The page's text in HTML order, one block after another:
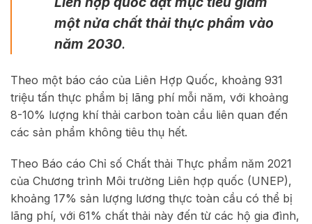
một nửa chất thải thực phẩm vào
năm 2030.
Theo một báo cáo của Liên Hợp Quốc, khoảng 931
triệu tấn thực phẩm bị lãng phí mỗi năm, với khoảng
8-10% lượng khí thải carbon toàn cầu liên quan đến
các sản phẩm không tiêu thụ hết.
Theo Báo cáo Chỉ số Chất thải Thực phẩm năm 2021
của Chương trình Môi trường Liên hợp quốc (UNEP),
khoảng 17% sản lượng lương thực toàn cầu có thể bị
lãng phí, với 61% chất thải này đến từ các hộ gia đình,